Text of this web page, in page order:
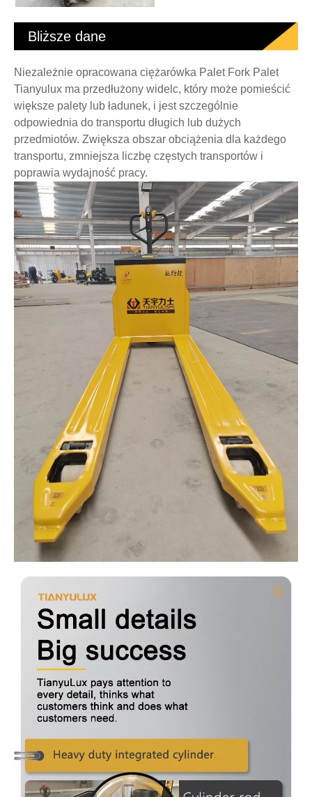
Bliższe dane
Niezależnie opracowana ciężarówka Palet Fork Palet
Tianyulux ma przedłużony widelc, który może pomieścić
większe palety lub ładunek, i jest szczególnie
odpowiednia do transportu długich lub dużych
przedmiotów. Zwiększa obszar obciążenia dla każdego
transportu, zmniejsza liczbę częstych transportów i
poprawia wydajność pracy.